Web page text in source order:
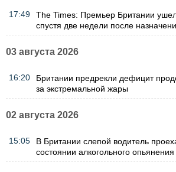
17:49
The Times: Премьер Британии ушел
спустя две недели после
03 августа 2026
16:20
Британии предрекли дефицит
за экстремальной жары
02 августа 2026
15:05
В Британии слепой водитель
состоянии алкогольного опьянения